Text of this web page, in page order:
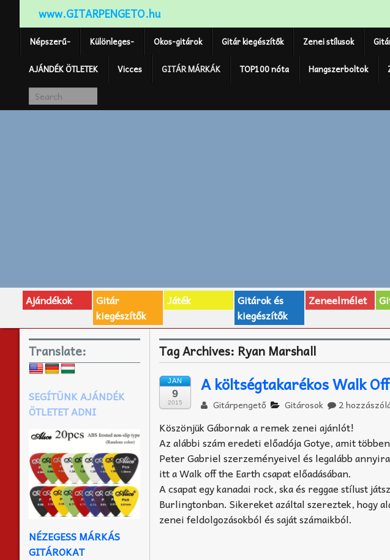
www.GITARPENGETO.hu
Népszerű- Különleges- Okos-gitárok Gitár kiegészítők Zenei stílusok
AJÁNDÉK ÖTLETEK Vicces GITÁR MÁRKÁK TOP100 nóta Hangszerboltok
Ajándékok
Gitár
kiegészítők
Játék
Gitárok és
kiegészítők
Zeneelmélet
Tag Archives: Ryan Marshall
JAN
9
2015
A költségtakarékos Walk
Gitárpengető Gitárosok 2
Köszönjük Gábornak a remek zenei ajánlót!
Az alábbi szám eredeti előadója Gotye, amit
Peter Gabriel szerzeményeivel és legalább
itt a Walk off the Earth csapat előadásában.
A csapat egy kanadai rock, ska és reggae stílust
Burlingtonban. Sikereket azáltal szereztek, hogy
zenei feldolgozásokból és saját számaikból.
Translate:
SEGÍTÜNK AJÁNDÉK
ÖTLETET ADNI
NÉZEGESS MÁRKÁS
GITÁROKAT